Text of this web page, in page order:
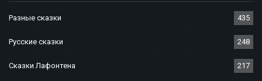
Разные сказки 435
Русские сказки 248
Сказки Лафонтена 217